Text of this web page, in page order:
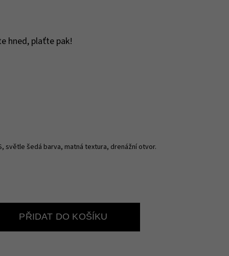
hned, plaťte pak!
světle šedá barva, matná textura, drenážní otvor.
PŘIDAT DO KOŠÍKU